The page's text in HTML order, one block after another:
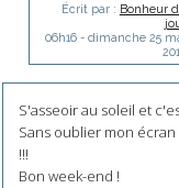
Écrit par : Bonheur
06h16- dimanche 25
S'asseoir au soleil et
Sans oublier mon
!!!
Bon week-end !